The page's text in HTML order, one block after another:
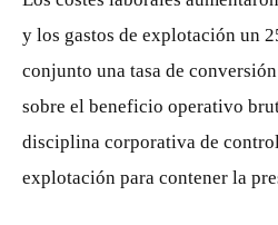
y los gastos de explotación un
conjunto una tasa de
sobre el beneficio operativo
disciplina corporativa de
explotación para contener la